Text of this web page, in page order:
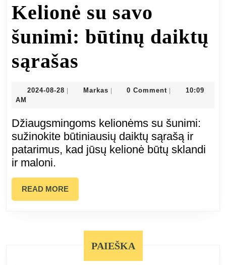
Kelionė su savo
šunimi: būtinų daiktų
sąrašas
su
šunimi:
būtinų
daiktų
sąrašas
2024-08-28 2024-
| MarkasMarkas
| 0 Comment |
10:09
AM
Džiaugsmingoms kelionėms su šunimi:
sužinokite būtiniausių daiktų sąrašą ir
patarimus, kad jūsų kelionė būtų sklandi
ir maloni.
READ MOREREAD
MORE
PAIEŠKA